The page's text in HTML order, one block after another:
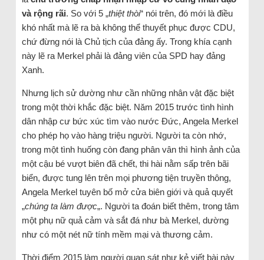
và rộng rãi. So với 5 „thiệt thòi“ nói trên, đó mới là điều
khó nhất mà lẽ ra bà không thể thuyết phục được CDU,
chứ đừng nói là Chủ tịch của đảng ấy. Trong khía cạnh
này lẽ ra Merkel phải là đảng viên của SPD hay đảng
Xanh.
Nhưng lịch sử dường như cần những nhân vật đặc biệt
trong một thời khắc đặc biệt. Năm 2015 trước tình hình
dân nhập cư bức xúc tìm vào nước Đức, Angela Merkel
cho phép họ vào hàng triệu người. Người ta còn nhớ,
trong một tình huống còn đang phân vân thì hình ảnh của
một cậu bé vượt biên đã chết, thi hài nằm sấp trên bãi
biển, được tung lên trên mọi phương tiện truyền thông,
Angela Merkel tuyên bố mở cửa biên giới và quả quyết
„chúng ta làm được„. Người ta đoán biết thêm, trong tâm
một phụ nữ quả cảm và sắt đá như bà Merkel, dường
như có một nét nữ tính mềm mại và thương cảm.
Thời điểm 2015 làm người quan sát như kẻ viết bài này